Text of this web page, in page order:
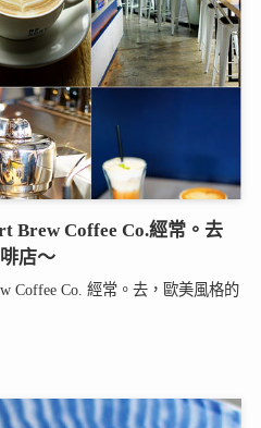
Brew Coffee Co.經常。去
店～
Coffee Co. 經常。去，歐美風格的